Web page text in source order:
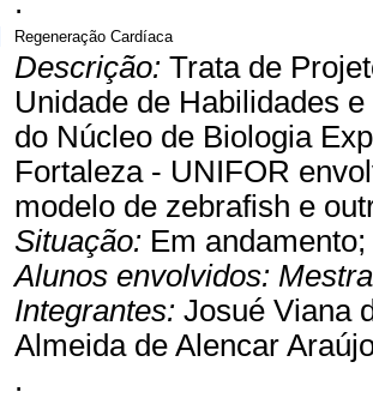
Regeneração Cardíaca
Descrição: Trata de
Unidade de Habilidades
do Núcleo de Biologia
Fortaleza - UNIFOR
modelo de zebrafish e
Situação: Em andamento;
Alunos envolvidos:
Integrantes: Josué Viana
Almeida de Alencar
.